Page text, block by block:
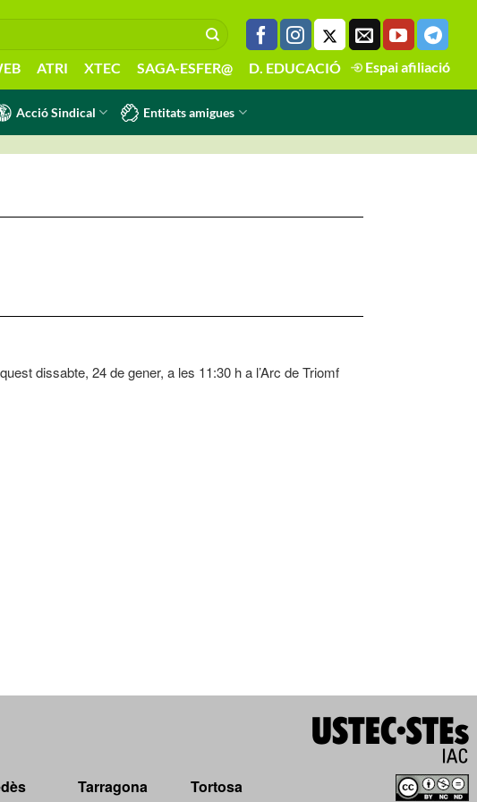
ATRI XTEC SAGA-ESFER@ D. EDUCACIÓ Espai afiliació
Acció Sindical Entitats amigues
dissabte, 24 de gener, a les 11:30 h a l’Arc de Triomf
Tarragona Tortosa